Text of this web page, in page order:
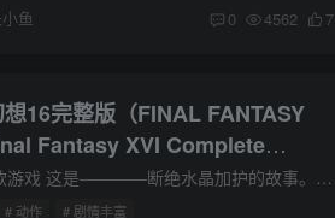
文
鱼 0 4562 7
16完整版（FINAL FANTASY
Fantasy XVI Complete
）V1.03-官中简体 免安装中文版关于这款游戏 这是――――断绝水晶加护的故事。 相互争夺母水晶的五个国家。当暂时的平衡被打破时，身上宿有召唤兽的“显化者”的命运开始失控。 顶级的故事体验主角“克莱夫·罗兹菲尔德”受...
# 动作 # 剧情丰富